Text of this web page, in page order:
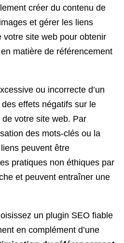
créer du contenu de
et gérer les liens
votre site web pour obtenir
matière de référencement
ou incorrecte d’un
effets négatifs sur le
votre site web. Par
des mots-clés ou la
peuvent être
pratiques non éthiques par
et peuvent entraîner une
un plugin SEO fiable
en complément d’une